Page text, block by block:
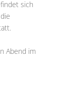
sich
Abend im